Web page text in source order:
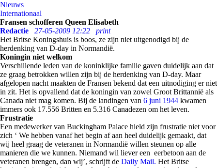
Nieuws
Internationaal
Fransen schofferen Queen Elisabeth
Redactie
27-05-2009 12:22
print
Het Britse Koningshuis is boos, ze zijn niet uitgenodigd bij de
herdenking van D-day in Normandië.
Koningin niet welkom
Verschillende leden van de koninklijke familie gaven duidelijk aan dat
ze graag betrokken willen zijn bij de herdenking van D-day. Maar
afgelopen nacht maakten de Fransen bekend dat een uitnodiging er niet
in zit. Het is opvallend dat de koningin van zowel Groot Brittannië als
Canada niet mag komen. Bij de landingen van 6 juni 1944 kwamen
immers ook 17.556 Britten en 5.316 Canadezen om het leven.
Frustratie
Een medewerker van Buckingham Palace hield zijn frustratie niet voor
zich ‘ We hebben vanaf het begin af aan heel duidelijk gemaakt, dat
wij heel graag de veteranen in Normandië willen steunen op alle
manieren die we kunnen. Niemand wil liever een eerbetoon aan de
veteranen brengen, dan wij’, schrijft de Daily Mail. Het Britse